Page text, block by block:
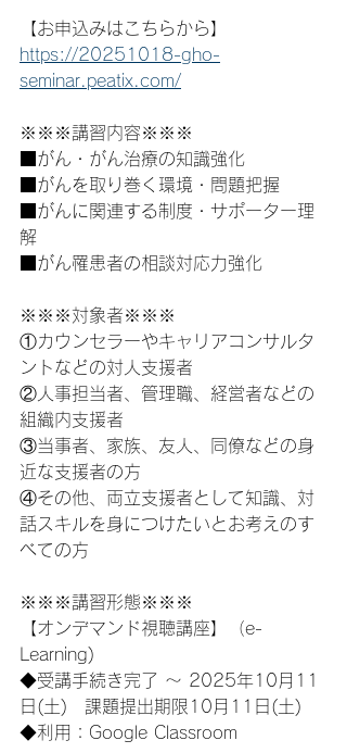
【お申込みはこちらから】
https://20251018-gho-
seminar.peatix.com/
※※※講習内容※※※
■がん・がん治療の知識強化
■がんを取り巻く環境・問題把握
■がんに関連する制度・サポーター理
解
■がん罹患者の相談対応力強化
※※※対象者※※※
①カウンセラーやキャリアコンサルタ
ントなどの対人支援者
②人事担当者、管理職、経営者などの
組織内支援者
③当事者、家族、友人、同僚などの身
近な支援者の方
④その他、両立支援者として知識、対
話スキルを身につけたいとお考えのす
べての方
※※※講習形態※※※
【オンデマンド視聴講座】（e-
Learning)
◆受講手続き完了 ～ 2025年10月11
日(土)　課題提出期限10月11日(土)
◆利用：Google Classroom